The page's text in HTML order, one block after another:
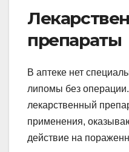
препараты
В аптеке нет
липомы без
лекарственный
применения,
действие на